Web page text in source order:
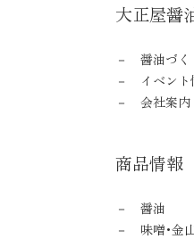
大正屋醤
醤油づく
イベント
会社案内
商品情報
醤油
味噌･金